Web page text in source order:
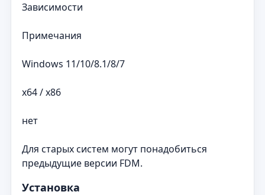
Зависимости
Примечания
Windows 11/10/8.1/8/7
x64 / x86
нет
Для старых систем могут понадобиться
предыдущие версии FDM.
Установка